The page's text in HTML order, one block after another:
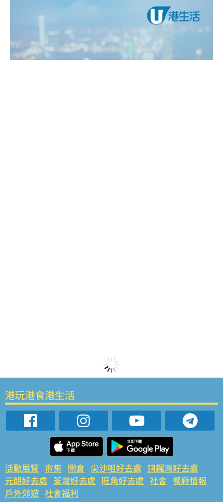
港玩港食港生活
活動展覽 市集 開倉 尖沙咀好去處 銅鑼灣好去處
元朗好去處 荃灣好去處 旺角好去處 社會 餐廳情報
戶外郊遊 社會福利